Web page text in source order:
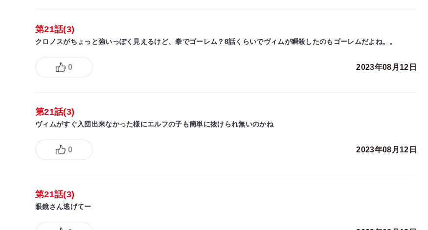
第21話(3)
クロノスがちょっと強いっぽく見えるけど、拳でゴーレム？8話くらいでヴィムが瞬殺したのもゴーレムだよね。。
0 2023年08月12日
第21話(3)
ヴィムがすぐ入団出来なかった様にエルフの子も簡単に抜けられ無いのかね
0 2023年08月12日
第21話(3)
眼鏡さん逃げてー